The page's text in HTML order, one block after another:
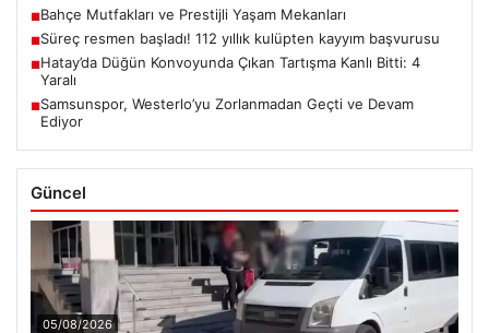
■Bahçe Mutfakları ve Prestijli Yaşam Mekanları
■Süreç resmen başladı! 112 yıllık kulüpten kayyım başvurusu
■Hatay’da Düğün Konvoyunda Çıkan Tartışma Kanlı Bitti: 4
Yaralı
■Samsunspor, Westerlo’yu Zorlanmadan Geçti ve Devam
Ediyor
Güncel
05/08/2026